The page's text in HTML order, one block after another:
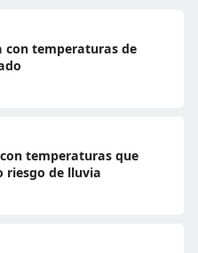
con temperaturas de
temperaturas que
riesgo de lluvia